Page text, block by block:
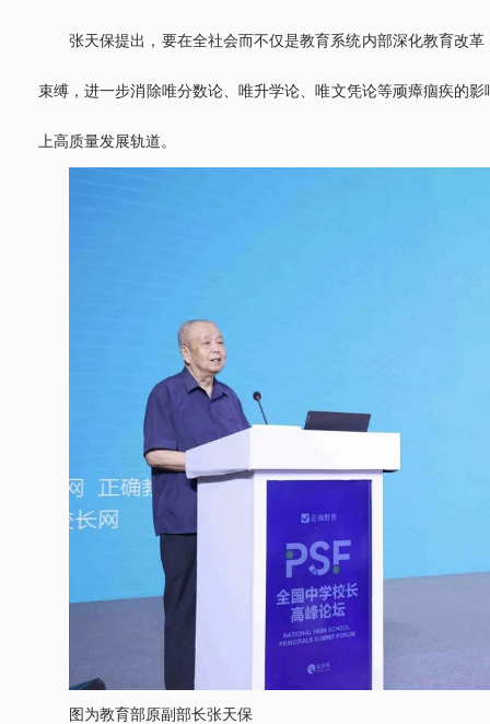
张天保提出，要在全社会而不仅是教育系统内部深化教育改
束缚，进一步消除唯分数论、唯升学论、唯文凭论等顽瘴痼疾的
上高质量发展轨道。
图为教育部原副部长张天保